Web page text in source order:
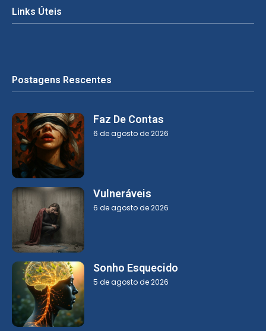
Links Úteis
Postagens Rescentes
Faz De Contas
6 de agosto de 2026
Vulneráveis
6 de agosto de 2026
Sonho Esquecido
5 de agosto de 2026